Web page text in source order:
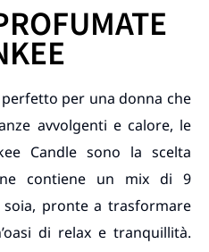
per una donna che
avvolgenti e calore, le
Candle sono la scelta
contiene un mix di 9
pronte a trasformare
di relax e tranquillità.